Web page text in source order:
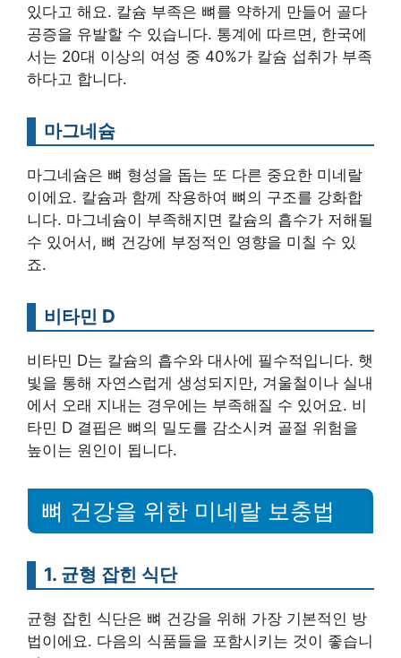
있다고 해요. 칼슘 부족은 뼈를 약하게 만들어 골다
공증을 유발할 수 있습니다. 통계에 따르면, 한국에
서는 20대 이상의 여성 중 40%가 칼슘 섭취가 부족
하다고 합니다.
마그네슘
마그네슘은 뼈 형성을 돕는 또 다른 중요한 미네랄
이에요. 칼슘과 함께 작용하여 뼈의 구조를 강화합
니다. 마그네슘이 부족해지면 칼슘의 흡수가 저해될
수 있어서, 뼈 건강에 부정적인 영향을 미칠 수 있
죠.
비타민 D
비타민 D는 칼슘의 흡수와 대사에 필수적입니다. 햇
빛을 통해 자연스럽게 생성되지만, 겨울철이나 실내
에서 오래 지내는 경우에는 부족해질 수 있어요. 비
타민 D 결핍은 뼈의 밀도를 감소시켜 골절 위험을
높이는 원인이 됩니다.
뼈 건강을 위한 미네랄 보충법
1. 균형 잡힌 식단
균형 잡힌 식단은 뼈 건강을 위해 가장 기본적인 방
법이에요. 다음의 식품들을 포함시키는 것이 좋습니